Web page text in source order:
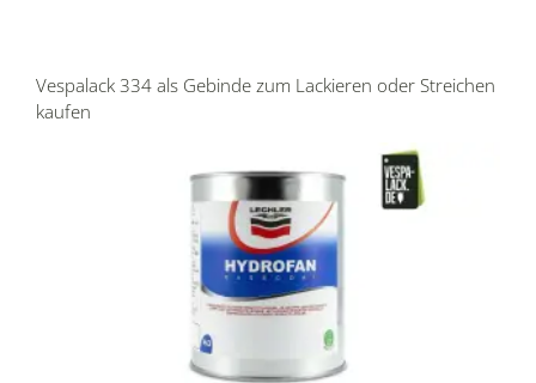
Vespalack 334 als Gebinde zum Lackieren oder Streichen
kaufen